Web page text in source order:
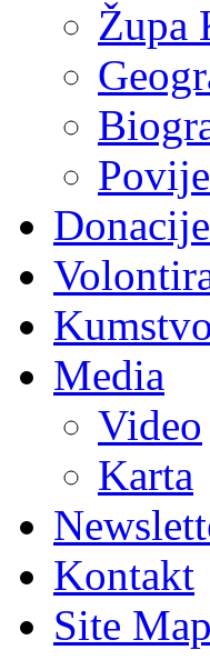
Župa
Donacije
Kumstvo
Media
Video
Karta
Kontakt
Site Map